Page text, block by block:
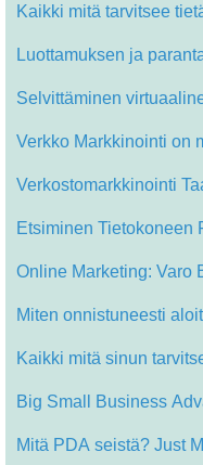
Kaikki mitä tarvitsee
Luottamuksen ja
Selvittäminen
Verkko Markkinointi on
Verkostomarkkinointi
Etsiminen Tietokoneen
Online Marketing: Varo
Miten onnistuneesti
Kaikki mitä sinun
Big Small Business
Mitä PDA seistä? Just